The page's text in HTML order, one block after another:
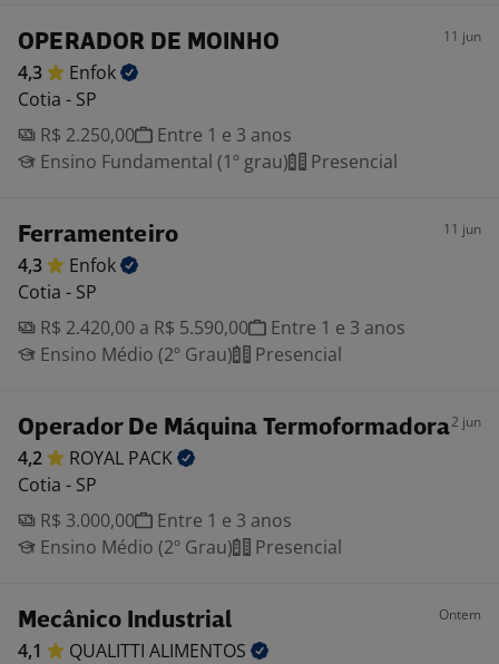
OPERADOR DE MOINHO 11 jun
4,3
Enfok
Cotia - SP
R$ 2.250,00
Entre 1 e 3 anos
Ensino Fundamental (1º grau)
Presencial
Ferramenteiro 11 jun
4,3
Enfok
Cotia - SP
R$ 2.420,00 a R$ 5.590,00
Entre 1 e 3 anos
Ensino Médio (2º Grau)
Presencial
Operador De Máquina Termoformadora2 jun
4,2 ROYAL PACK
Cotia - SP
R$ 3.000,00
Entre 1 e 3 anos
Ensino Médio (2º Grau)
Presencial
Mecânico Industrial Ontem
4,1 QUALITTI ALIMENTOS